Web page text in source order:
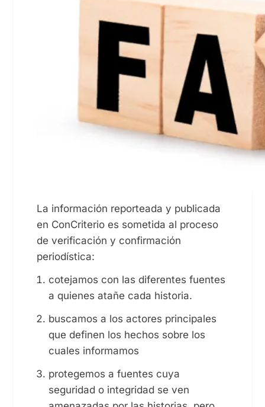
La información reporteada y publicada
en ConCriterio es sometida al proceso
de verificación y confirmación
periodística:
cotejamos con las diferentes fuentes
a quienes atañe cada historia.
buscamos a los actores principales
que definen los hechos sobre los
cuales informamos
protegemos a fuentes cuya
seguridad o integridad se ven